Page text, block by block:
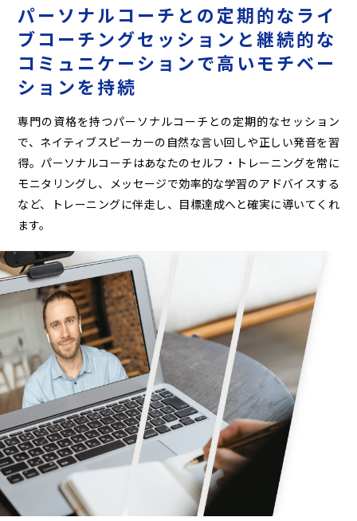
パーソナルコーチとの定期的なライ
ブコーチングセッションと継続的な
コミュニケーションで高いモチベー
ションを持続
専門の資格を持つパーソナルコーチとの定期的なセッション
で、ネイティブスピーカーの自然な言い回しや正しい発音を習
得。パーソナルコーチはあなたのセルフ・トレーニングを常に
モニタリングし、メッセージで効率的な学習のアドバイスする
など、トレーニングに伴走し、目標達成へと確実に導いてくれ
ます。